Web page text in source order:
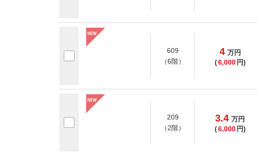
609
（6階）
4 万円
(6,000 円)
209
（2階）
3.4 万円
(6,000 円)